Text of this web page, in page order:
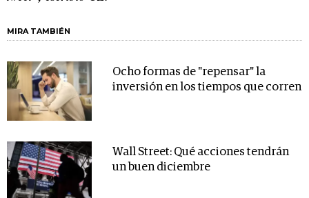
MIRA TAMBIÉN
Ocho formas de "repensar" la
inversión en los tiempos que corren
Wall Street: Qué acciones tendrán
un buen diciembre